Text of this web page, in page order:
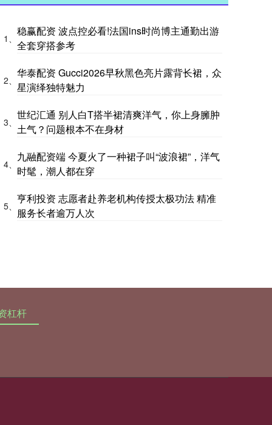
1、
稳赢配资 波点控必看!法国ins时尚博主通勤出游
全套穿搭参考
2、
华泰配资 Gucci2026早秋黑色亮片露背长裙，众
星演绎独特魅力
3、
世纪汇通 别人白T搭半裙清爽洋气，你上身臃肿
土气？问题根本不在身材
4、
九融配资端 今夏火了一种裙子叫“波浪裙”，洋气
时髦，潮人都在穿
5、
亨利投资 志愿者赴养老机构传授太极功法 精准
服务长者逾万人次
杠杆